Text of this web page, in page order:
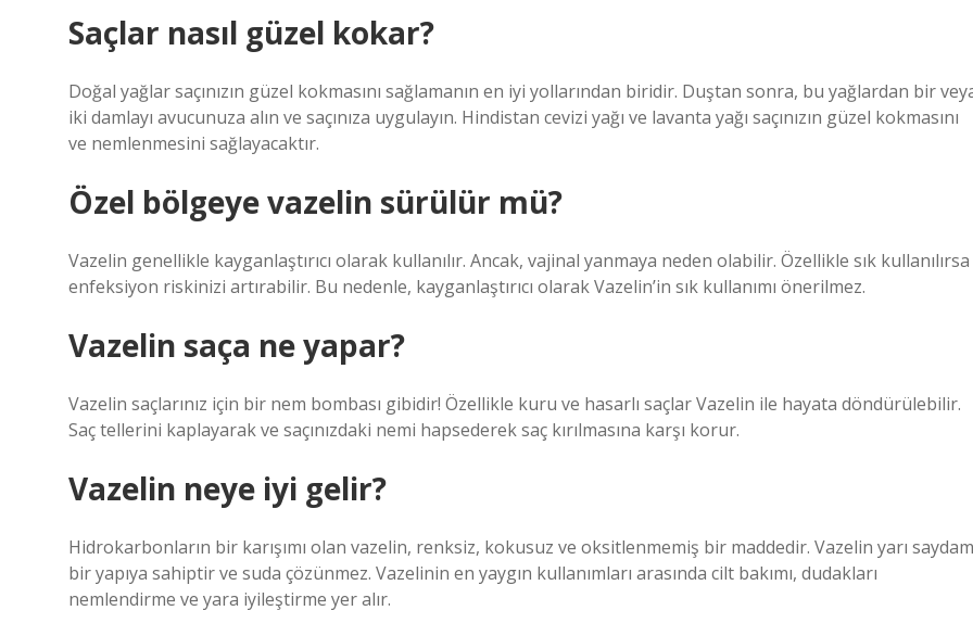
Saçlar nasıl güzel kokar?
Doğal yağlar saçınızın güzel kokmasını sağlamanın en iyi yollarından biridir. Duştan sonra, bu yağlardan bir
iki damlayı avucunuza alın ve saçınıza uygulayın. Hindistan cevizi yağı ve lavanta yağı saçınızın güzel kokmasını
ve nemlenmesini sağlayacaktır.
Özel bölgeye vazelin sürülür mü?
Vazelin genellikle kayganlaştırıcı olarak kullanılır. Ancak, vajinal yanmaya neden olabilir. Özellikle sık kullanılırsa
enfeksiyon riskinizi artırabilir. Bu nedenle, kayganlaştırıcı olarak Vazelin’in sık kullanımı önerilmez.
Vazelin saça ne yapar?
Vazelin saçlarınız için bir nem bombası gibidir! Özellikle kuru ve hasarlı saçlar Vazelin ile hayata döndürülebilir.
Saç tellerini kaplayarak ve saçınızdaki nemi hapsederek saç kırılmasına karşı korur.
Vazelin neye iyi gelir?
Hidrokarbonların bir karışımı olan vazelin, renksiz, kokusuz ve oksitlenmemiş bir maddedir. Vazelin yarı saydam
bir yapıya sahiptir ve suda çözünmez. Vazelinin en yaygın kullanımları arasında cilt bakımı, dudakları
nemlendirme ve yara iyileştirme yer alır.